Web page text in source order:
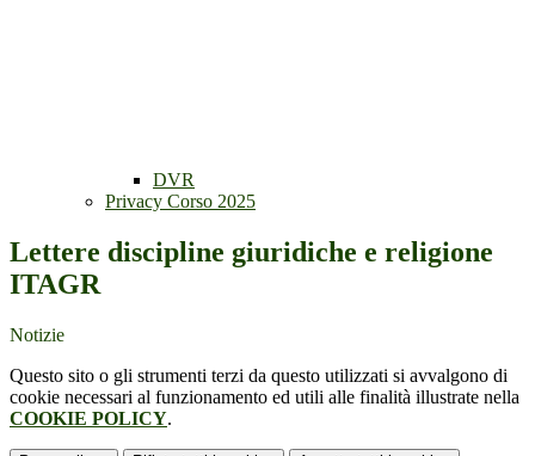
DVR
Privacy Corso 2025
Lettere discipline giuridiche e religione
ITAGR
Notizie
Questo sito o gli strumenti terzi da questo utilizzati si avvalgono di
cookie necessari al funzionamento ed utili alle finalità illustrate nella
COOKIE POLICY.